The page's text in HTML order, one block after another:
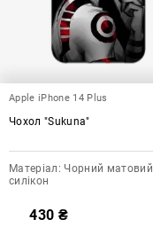
Apple iPhone 14 Plus
Чохол "Sukuna"
Матеріал: Чорний матовий
силікон
430 ₴